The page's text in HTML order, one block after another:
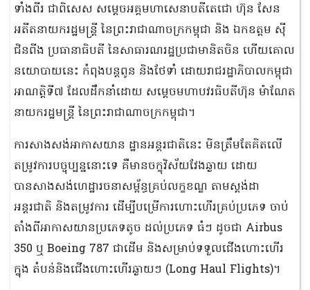
ទាំងពីរ ជាពិសេស សម្តេចអគ្គមហាសេនាបតីតេជោ ហ៊ុន សែន
អតីតនាយករដ្ឋមន្ត្រី នៃព្រះរាជាណាចក្រកម្ពុជា និង ឯកឧត្តម ស៊ី
ជិនពីង ប្រធានាធិបតី នៃសាធារណរដ្ឋប្រជាមានិតចិន ហើយគោល
នយោបាយនេះ កំពុងបន្តពូន និងថែទាំ ដោយរាជរដ្ឋាភិបាលកម្ពុជា
អាណត្តិទី៧ ដែលដឹកនាំដោយ សម្ដេចមហាបវរធិបតីហ៊ុន ម៉ាណែត
នាយករដ្ឋមន្ត្រី នៃព្រះរាជាណាចក្រកម្ពុជា។
ការសាងសង់អាកាសយាន ដ្ឋានអន្តរជាតិនេះ មិនត្រឹមតែគិតលើ
តម្រូវការបច្ចុប្បន្ននោះទេ គឺមានចក្ខុវិស័យវែងឆ្ងាយ ដោយ
បានសាងសង់ហេដ្ឋារចនាសម្ព័ន្ធគ្រប់លក្ខខណ្ឌ តាមស្ដង់ដា
អន្តរជាតិ និងតម្រូវការ ដើម្បីបម្រើការហោះហើរគ្រប់ប្រភេទ ចាប់
តាំងពីអាកាសយានប្រភេទតូច ដល់ប្រភេទ ធំៗ ដូចជា Airbus
350 ឬ Boeing 787 ជាដើម និងសម្រាប់ទទួលជើងហោះហើរ
ក្នុង តំបន់និងជើងហោះហើរឆ្ងាយៗ (Long Haul Flights)។